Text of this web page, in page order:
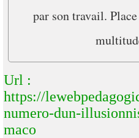
par son travail.
Url :
https://
numero-dun-
maco